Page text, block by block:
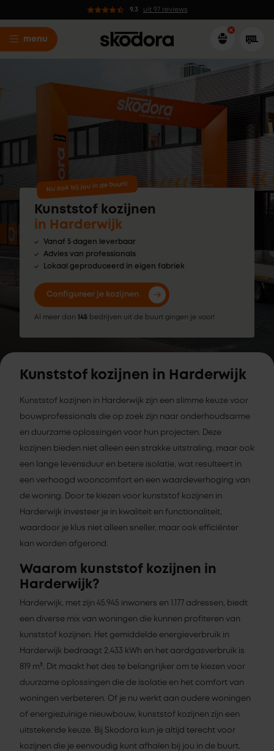
9.3 uit 97 reviews
menu
Nu ook bij jou in de buurt!
Kunststof kozijnen
in Harderwijk
Vanaf 5 dagen leverbaar
Advies van professionals
Lokaal geproduceerd in eigen fabriek
Configureer je kozijnen
Al meer dan 145 bedrijven uit de buurt gingen je voor!
Kunststof kozijnen in Harderwijk
Kunststof kozijnen in Harderwijk zijn een slimme keuze voor
bouwprofessionals die op zoek zijn naar onderhoudsarme
en duurzame oplossingen voor hun projecten. Deze
kozijnen bieden niet alleen een strakke uitstraling, maar ook
een lange levensduur en betere isolatie, wat resulteert in
een verhoogd wooncomfort en een waardeverhoging van
de woning. Door te kiezen voor kunststof kozijnen in
Harderwijk investeer je in kwaliteit en functionaliteit,
waardoor je klus niet alleen sneller, maar ook efficiënter
kan worden afgerond.
Waarom kunststof kozijnen in
Harderwijk?
Harderwijk, met zijn 45.945 inwoners en 1.177 adressen, biedt
een diverse mix van woningen die kunnen profiteren van
kunststof kozijnen. Het gemiddelde energieverbruik in
Harderwijk bedraagt 2.433 kWh en het aardgasverbruik is
819 m³. Dit maakt het des te belangrijker om te kiezen voor
duurzame oplossingen die de isolatie en het comfort van
woningen verbeteren. Of je nu werkt aan oudere woningen
of energiezuinige nieuwbouw, kunststof kozijnen zijn een
uitstekende keuze. Bij Skodora kun je altijd terecht voor
kozijnen die je eenvoudig kunt afhalen bij jou in de buurt.